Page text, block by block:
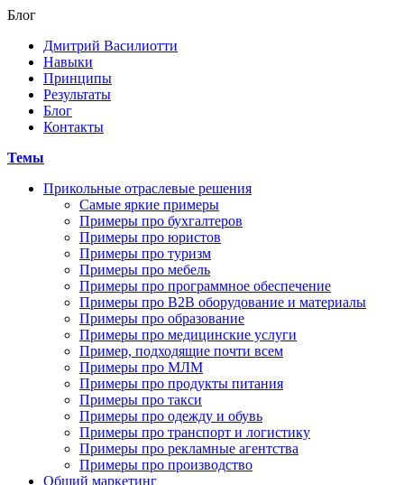
Блог
Дмитрий Василиотти
Навыки
Принципы
Результаты
Блог
Контакты
Темы
Прикольные отраслевые решения
Самые яркие примеры
Примеры про бухгалтеров
Примеры про юристов
Примеры про туризм
Примеры про мебель
Примеры про программное обеспечение
Примеры про В2В оборудование и материалы
Примеры про образование
Примеры про медицинские услуги
Пример, подходящие почти всем
Примеры про МЛМ
Примеры про продукты питания
Примеры про такси
Примеры про одежду и обувь
Примеры про транспорт и логистику
Примеры про рекламные агентства
Примеры про производство
Общий маркетинг